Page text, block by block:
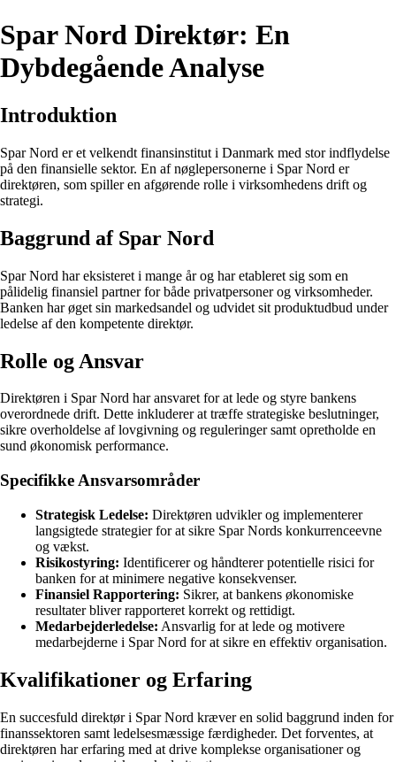
Spar Nord Direktør: En
Dybdegående Analyse
Introduktion
Spar Nord er et velkendt finansinstitut i Danmark med stor indflydelse
på den finansielle sektor. En af nøglepersonerne i Spar Nord er
direktøren, som spiller en afgørende rolle i virksomhedens drift og
strategi.
Baggrund af Spar Nord
Spar Nord har eksisteret i mange år og har etableret sig som en
pålidelig finansiel partner for både privatpersoner og virksomheder.
Banken har øget sin markedsandel og udvidet sit produktudbud under
ledelse af den kompetente direktør.
Rolle og Ansvar
Direktøren i Spar Nord har ansvaret for at lede og styre bankens
overordnede drift. Dette inkluderer at træffe strategiske beslutninger,
sikre overholdelse af lovgivning og reguleringer samt opretholde en
sund økonomisk performance.
Specifikke Ansvarsområder
Strategisk Ledelse: Direktøren udvikler og implementerer
langsigtede strategier for at sikre Spar Nords konkurrenceevne
og vækst.
Risikostyring: Identificerer og håndterer potentielle risici for
banken for at minimere negative konsekvenser.
Finansiel Rapportering: Sikrer, at bankens økonomiske
resultater bliver rapporteret korrekt og rettidigt.
Medarbejderledelse: Ansvarlig for at lede og motivere
medarbejderne i Spar Nord for at sikre en effektiv organisation.
Kvalifikationer og Erfaring
En succesfuld direktør i Spar Nord kræver en solid baggrund inden for
finanssektoren samt ledelsesmæssige færdigheder. Det forventes, at
direktøren har erfaring med at drive komplekse organisationer og